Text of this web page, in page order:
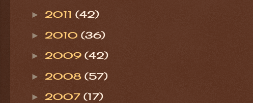
► 2011 (42)
► 2010 (36)
► 2009 (42)
► 2008 (57)
► 2007 (17)